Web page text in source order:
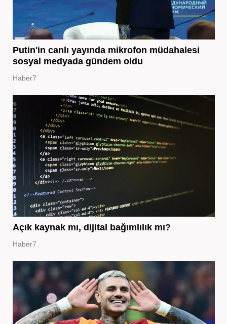
Putin'in canlı yayında mikrofon müdahalesi
sosyal medyada gündem oldu
Haber7
Açık kaynak mı, dijital bağımlılık mı?
Haber7